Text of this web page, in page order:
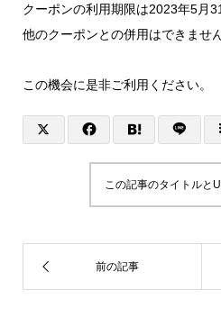
クーポンの利用期限は2023年5月
他のクーポンとの併用はできません
この機会に是非ご利用ください。
この記事のタイトルと